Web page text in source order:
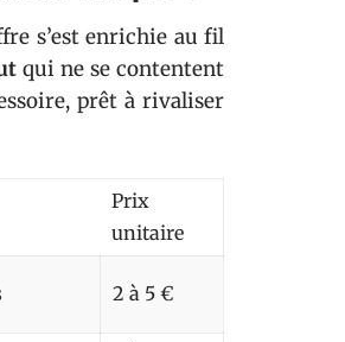
s’est enrichie au fil
qui ne se contentent
prêt à rivaliser
Prix
unitaire
2 à 5 €